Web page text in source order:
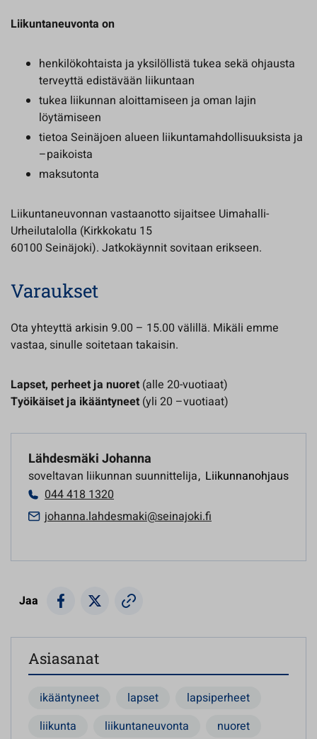
Liikuntaneuvonta on
henkilökohtaista ja yksilöllistä tukea sekä ohjausta
terveyttä edistävään liikuntaan
tukea liikunnan aloittamiseen ja oman lajin
löytämiseen
tietoa Seinäjoen alueen liikuntamahdollisuuksista ja
–paikoista
maksutonta
Liikuntaneuvonnan vastaanotto sijaitsee Uimahalli-
Urheilutalolla (Kirkkokatu 15
60100 Seinäjoki). Jatkokäynnit sovitaan erikseen.
Varaukset
Ota yhteyttä arkisin 9.00 – 15.00 välillä. Mikäli emme
vastaa, sinulle soitetaan takaisin.
Lapset, perheet ja nuoret (alle 20-vuotiaat)
Työikäiset ja ikääntyneet (yli 20 –vuotiaat)
Lähdesmäki Johanna
soveltavan liikunnan suunnittelija, Liikunnanohjaus
044 418 1320
johanna.lahdesmaki@seinajoki.fi
Jaa
Asiasanat
ikääntyneet lapset
lapsiperheet
liikunta
liikuntaneuvonta
nuoret